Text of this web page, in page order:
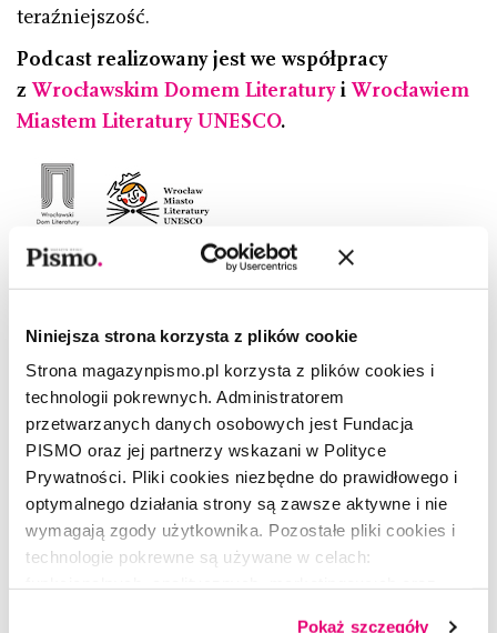
Niniejsza strona korzysta z plików cookie
Strona magazynpismo.pl korzysta z plików cookies i
technologii pokrewnych. Administratorem
przetwarzanych danych osobowych jest Fundacja
PISMO oraz jej partnerzy wskazani w Polityce
Prywatności. Pliki cookies niezbędne do prawidłowego i
optymalnego działania strony są zawsze aktywne i nie
wymagają zgody użytkownika. Pozostałe pliki cookies i
technologie pokrewne są używane w celach:
Pokaż szczegóły
teraźniejszość.
Podcast realizowany jest we współpracy
zWrocławskim Domem LiteraturyiWrocławiem
Miastem Literatury UNESCO.
w „Piśmie”, dziennikarka, kulturoznawczyni, autorka esejów i
podcastów. Wcześniej związana z „Gazetą Wyborczą” oraz
think tankiem Przyszłość Jest Teraz. Poza „Pismem”
publikowała m.in. w „Magazynie Świątecznym”, „Gazecie
Wyborczej”, „non/fiction” oraz Dwutygodniku.
CZYTAJ TAKŻE